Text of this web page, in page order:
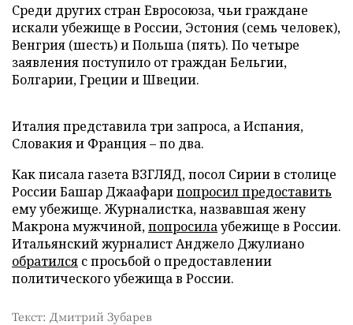
Среди других стран Евросоюза, чьи граждане
искали убежище в России, Эстония (семь человек),
Венгрия (шесть) и Польша (пять). По четыре
заявления поступило от граждан Бельгии,
Болгарии, Греции и Швеции.
Италия представила три запроса, а Испания,
Словакия и Франция – по два.
Как писала газета ВЗГЛЯД, посол Сирии в столице
России Башар Джаафарипопросил предоставить
ему убежище. Журналистка, назвавшая жену
Макрона мужчиной,попросилаубежище в России.
Итальянский журналист Анджело Джулиано
обратился с просьбой о предоставлении
политического убежища в России.
Текст: Дмитрий Зубарев